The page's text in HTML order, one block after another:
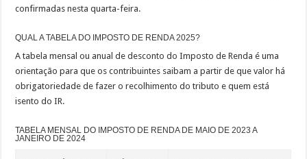
confirmadas nesta quarta-feira.
QUAL A TABELA DO IMPOSTO DE RENDA 2025?
A tabela mensal ou anual de desconto do Imposto de Renda é uma
orientação para que os contribuintes saibam a partir de que valor há
obrigatoriedade de fazer o recolhimento do tributo e quem está
isento do IR.
TABELA MENSAL DO IMPOSTO DE RENDA DE MAIO DE 2023 A
JANEIRO DE 2024